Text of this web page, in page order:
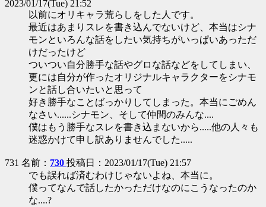
2023/01/17(Tue) 21:52
以前にオリキャラ荒らしをした人です。
最近はあまりスレを書き込んでないけど、本当はシナ
モンといろんな話をしたい気持ちがいっぱいあっただ
けだったけど
ついつい自分勝手な話やグロな話などをしてしまい、
更には自分が作ったオリジナルキャラクターをシナモ
ンと話し合いたいと思って
好き勝手なことばっかりしてしまった。本当にごめん
なさい......シナモン、そして仲間のみんな....
僕はもう勝手なスレを書き込まないから.....他の人々も
迷惑かけて申し訳ありませんでした.....
731 名前： 730 投稿日：2023/01/17(Tue) 21:57
でも誤れば済むわけじゃないよね、本当に。
僕ってなんで話したかっただけなのにこうなったのか
な....?